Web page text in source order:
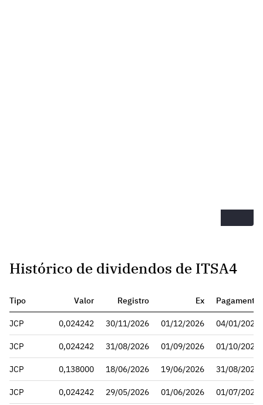
Histórico de dividendos de ITSA4
Tipo Valor Registro Ex Pagamento
JCP 0,024242 30/11/2026 01/12/2026 04/01/2027
JCP 0,024242 31/08/2026 01/09/2026 01/10/2026
JCP 0,138000 18/06/2026 19/06/2026 31/08/2026
JCP 0,024242 29/05/2026 01/06/2026 01/07/2026